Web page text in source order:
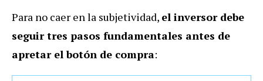
Para no caer en la subjetividad, el inversor debe
seguir tres pasos fundamentales antes de
apretar el botón de compra: